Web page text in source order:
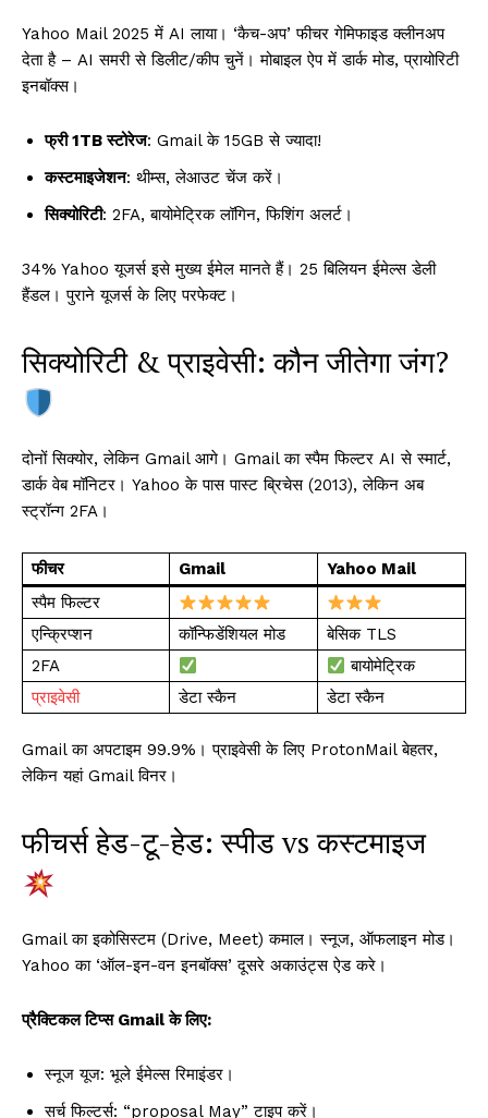
Yahoo Mail 2025 में AI लाया। ‘कैच-अप’ फीचर गेमिफाइड क्लीनअप
देता है – AI समरी से डिलीट/कीप चुनें। मोबाइल ऐप में डार्क मोड, प्रायोरिटी
इनबॉक्स।
फ्री 1TB स्टोरेज: Gmail के 15GB से ज्यादा!
कस्टमाइजेशन: थीम्स, लेआउट चेंज करें।
सिक्योरिटी: 2FA, बायोमेट्रिक लॉगिन, फिशिंग अलर्ट।
34% Yahoo यूजर्स इसे मुख्य ईमेल मानते हैं। 25 बिलियन ईमेल्स डेली
हैंडल। पुराने यूजर्स के लिए परफेक्ट।
सिक्योरिटी & प्राइवेसी: कौन जीतेगा जंग?
दोनों सिक्योर, लेकिन Gmail आगे। Gmail का स्पैम फिल्टर AI से स्मार्ट,
डार्क वेब मॉनिटर। Yahoo के पास पास्ट ब्रिचेस (2013), लेकिन अब
स्ट्रॉन्ग 2FA।
फीचर Gmail
Yahoo Mail
स्पैम फिल्टर
एन्क्रिप्शन
कॉन्फिडेंशियल मोड
बेसिक TLS
2FA
बायोमेट्रिक
प्राइवेसी
डेटा स्कैन डेटा स्कैन
Gmail का अपटाइम 99.9%। प्राइवेसी के लिए ProtonMail बेहतर,
लेकिन यहां Gmail विनर।
फीचर्स हेड-टू-हेड: स्पीड vs कस्टमाइज
Gmail का इकोसिस्टम (Drive, Meet) कमाल। स्नूज, ऑफलाइन मोड।
Yahoo का ‘ऑल-इन-वन इनबॉक्स’ दूसरे अकाउंट्स ऐड करे।
प्रैक्टिकल टिप्स Gmail के लिए:
स्नूज यूज: भूले ईमेल्स रिमाइंडर।
सर्च फिल्टर्स: “proposal May” टाइप करें।